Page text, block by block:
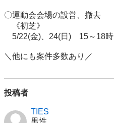
〇運動会会場の設営、撤去
《初芝》
5/22(金)、24(日)　15～18時
投稿者
TIES
男性